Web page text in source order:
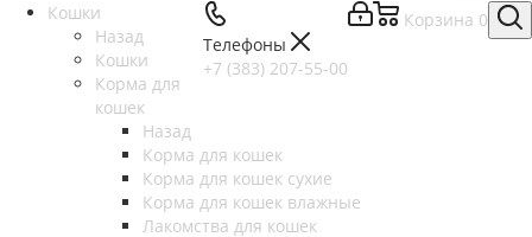
Корзина 0
Телефоны
+7 (383) 207-55-00
Кошки
Назад
Кошки
Корма для
кошек
Назад
Корма для кошек
Корма для кошек сухие
Корма для кошек влажные
Лакомства для кошек